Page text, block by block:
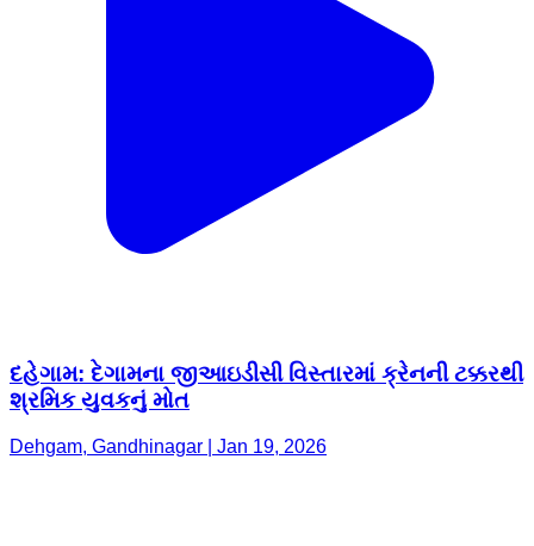
દહેગામ: દેગામના જીઆઇડીસી વિસ્તારમાં ક્રેનની ટક્કરથી
શ્રમિક યુવકનું મોત
Dehgam, Gandhinagar | Jan 19, 2026